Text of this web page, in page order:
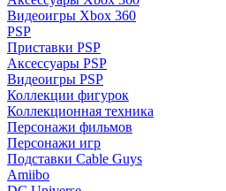
Видеоигры Xbox 360
PSP
Приставки PSP
Аксессуары PSP
Видеоигры PSP
Коллекции фигурок
Коллекционная техника
Персонажи фильмов
Персонажи игр
Подставки Cable Guys
Amiibo